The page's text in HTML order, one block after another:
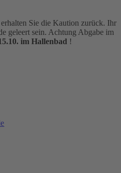
Sie die Kaution zurück. Ihr
geleert sein. Achtung Abgabe im
im Hallenbad !